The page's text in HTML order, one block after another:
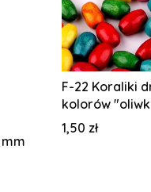
F-22 Koraliki
kolorów
Cena
1,50 zł